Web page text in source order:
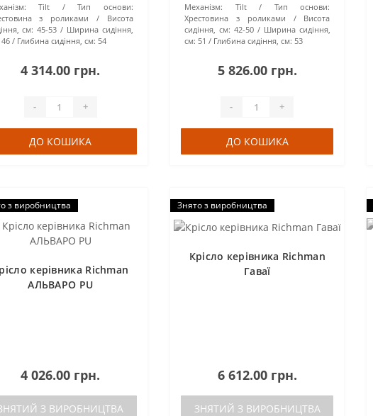
Tilt
Тип основи:
з роликами
Висота
см: 45-53
Ширина сидіння,
46 Глибина сидіння, см: 54
4 314.00 грн.
- +
ДО КОШИКА
Механізм: Tilt
Тип основи:
Хрестовина з роликами
Висота
сидіння, см: 42-50
Ширина сидіння,
см: 51 Глибина сидіння, см: 53
5 826.00 грн.
- +
ДО КОШИКА
з виробництва
керівника Richman
АЛЬВАРО PU
4 026.00 грн.
З ВИРОБНИЦТВА
Знято з виробництва
Крісло керівника Richman
Гаваї
6 612.00 грн.
ЗНЯТИЙ З ВИРОБНИЦТВА